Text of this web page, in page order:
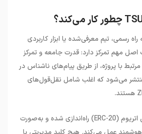
رسمی، تیم معرفی‌شده یا ابزار کاربردی
اصل مهم تمرکز دارد: قدرت جامعه و تمرکز
با پروژه، از طریق پیام‌های ناشناس در
منتشر می‌شود که اغلب شامل نقل‌قول‌های
هستند.
(ERC-20)
راه‌اندازی شده و به‌صورت